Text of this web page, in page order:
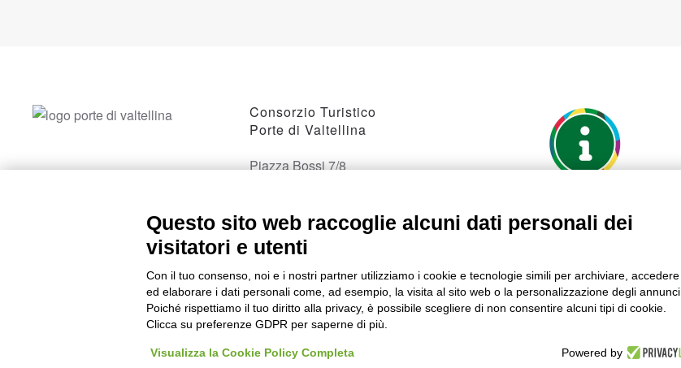
Consorzio Turistico
Porte di Valtellina
Piazza Bossi 7/8
Questo sito web raccoglie alcuni dati personali dei
visitatori e utenti
Con il tuo consenso, noi e i nostri partner utilizziamo i cookie e tecnologie simili per archiviare, accedere
ed elaborare i dati personali come, ad esempio, la visita al sito web o la personalizzazione degli annunci.
Poiché rispettiamo il tuo diritto alla privacy, è possibile scegliere di non consentire alcuni tipi di cookie.
Clicca su preferenze GDPR per saperne di più.
Visualizza la Cookie Policy Completa Powered by